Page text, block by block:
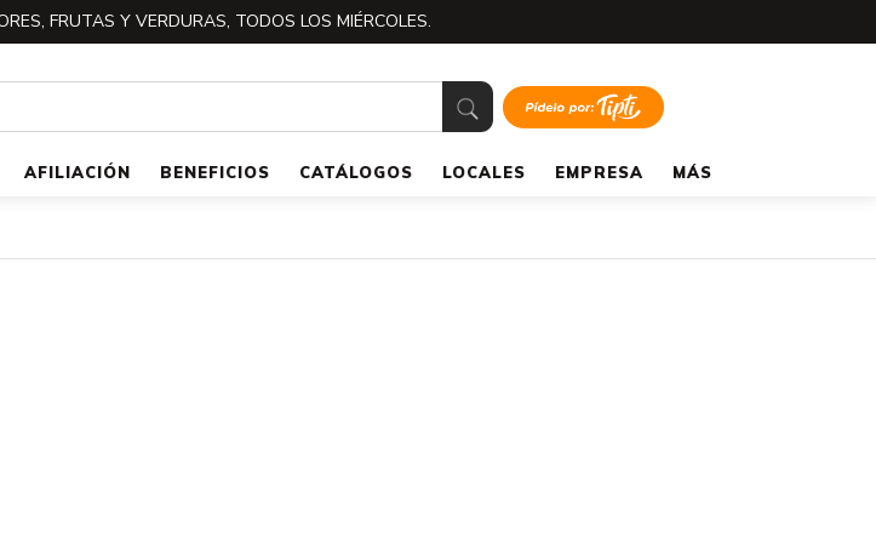
FRUTAS Y VERDURAS, TODOS LOS MIÉRCOLES.
AFILIACIÓN BENEFICIOS CATÁLOGOS LOCALES EMPRESA MÁS